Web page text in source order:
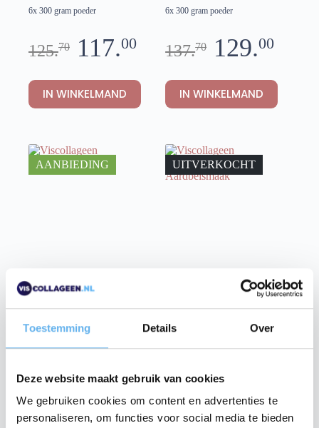
Toestemming Details Over
Deze website maakt gebruik van cookies
We gebruiken cookies om content en advertenties te
personaliseren, om functies voor social media te bieden
6x 300 gram poeder
125.70 117.00
IN WINKELMAND
6x 300 gram poeder
137.70 129.00
IN WINKELMAND
AANBIEDING
12X
239. 209.
IN WINKELMAND
UITVERKOCHT
12X – Aardbeismaak
251. 219.00